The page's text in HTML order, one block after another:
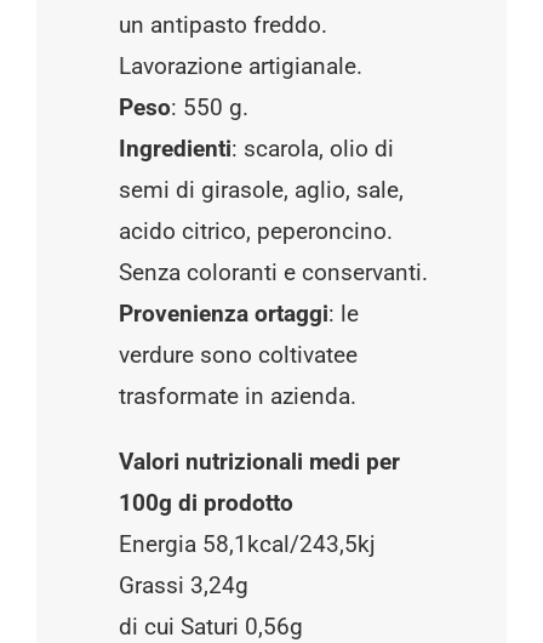
un antipasto freddo.
Lavorazione artigianale.
Peso: 550 g.
Ingredienti: scarola, olio di
semi di girasole, aglio, sale,
acido citrico, peperoncino.
Senza coloranti e conservanti.
Provenienza ortaggi: le
verdure sono coltivatee
trasformate in azienda.
Valori nutrizionali medi per
100g di prodotto
Energia 58,1kcal/243,5kj
Grassi 3,24g
di cui Saturi 0,56g